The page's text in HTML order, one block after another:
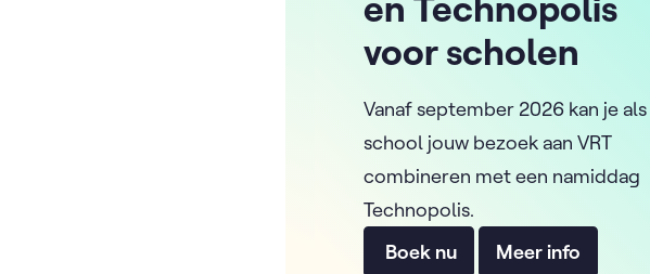
voor scholen
Vanaf september 2026 kan je als
school jouw bezoek aan VRT
combineren met een namiddag
Technopolis.
Boek nu
Meer info